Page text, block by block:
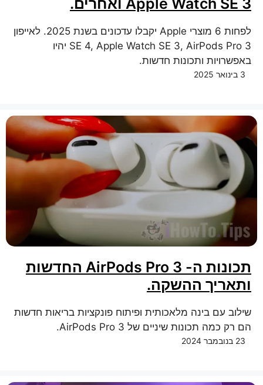
Apple Watch SE 3 ואחרים.
לפחות 6 מוצרי Apple יקבלו עדכונים בשנת 2025. לאייפון
SE 4, Apple Watch SE 3, AirPods Pro 3 יהיו
באפשרויות ותכונות חדשות.
3 בינואר 2025
תכונות ה- AirPods Pro 3 החדשות
ותאריך ההשקה.
שילוב עם בינה מלאכותית ופיתוח פונקציות בריאות חדשות
הם רק כמה תכונות שיניים של AirPods Pro 3.
23 בנובמבר 2024